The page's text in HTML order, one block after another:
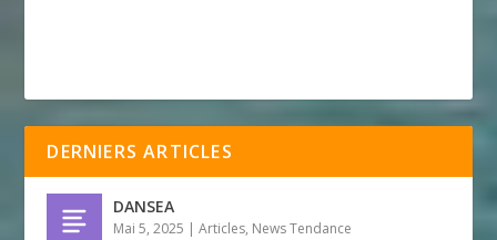
DERNIERS ARTICLES
DANSEA
Mai 5, 2025 |Articles, News Tendance